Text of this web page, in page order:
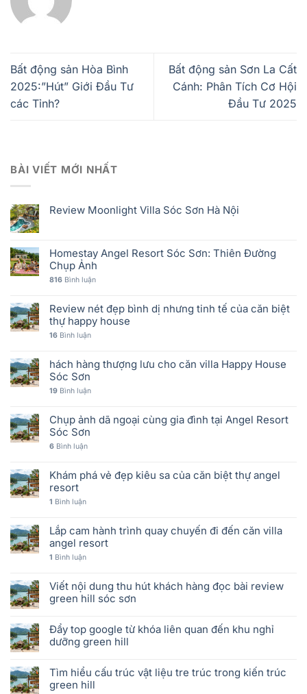
Bất động sản Hòa Bình
2025:”Hút” Giới Đầu Tư
các Tỉnh?
Bất động sản Sơn La Cất
Cánh: Phân Tích Cơ Hội
Đầu Tư 2025
BÀI VIẾT MỚI NHẤT
Review Moonlight Villa Sóc Sơn Hà Nội
Homestay Angel Resort Sóc Sơn: Thiên Đường
Chụp Ảnh
816 Bình luận
Review nét đẹp bình dị nhưng tinh tế của căn biệt
thự happy house
16 Bình luận
hách hàng thượng lưu cho căn villa Happy House
Sóc Sơn
19 Bình luận
Chụp ảnh dã ngoại cùng gia đình tại Angel Resort
Sóc Sơn
6 Bình luận
Khám phá vẻ đẹp kiêu sa của căn biệt thự angel
resort
1 Bình luận
Lắp cam hành trình quay chuyến đi đến căn villa
angel resort
1 Bình luận
Viết nội dung thu hút khách hàng đọc bài review
green hill sóc sơn
Đẩy top google từ khóa liên quan đến khu nghỉ
dưỡng green hill
Tìm hiểu cấu trúc vật liệu tre trúc trong kiến trúc
green hill